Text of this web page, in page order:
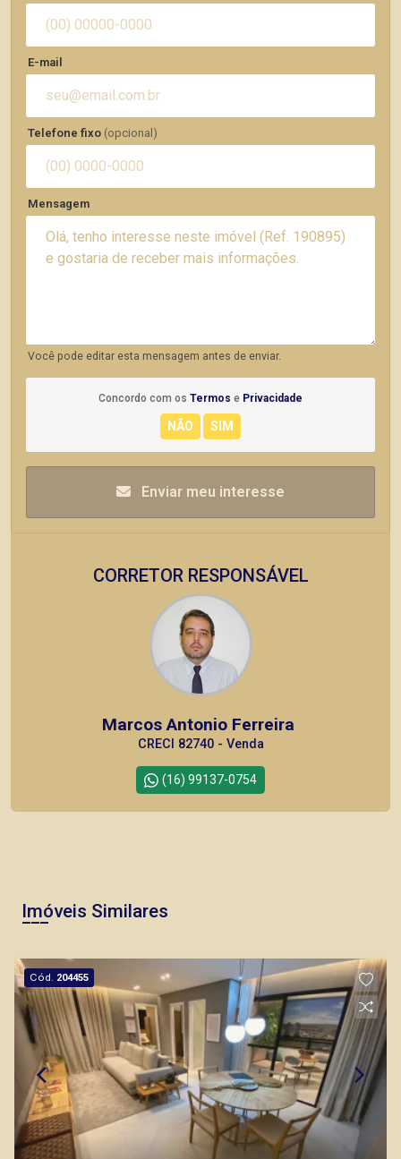
E-mail
Telefone fixo (opcional)
Mensagem
Você pode editar esta mensagem antes de enviar.
Concordo com os Termos e Privacidade
Enviar meu interesse
CORRETOR RESPONSÁVEL
Marcos Antonio Ferreira
CRECI 82740 - Venda
(16) 99137-0754
Imóveis Similares
Cód. 204455